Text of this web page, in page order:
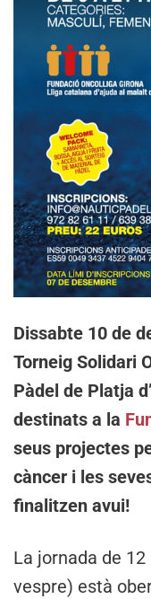
Dissabte 10 de
Torneig Solidari
Pàdel de Platja
destinats a la
seus projectes
càncer i les
finalitzen avui!
La jornada de
vespre) està